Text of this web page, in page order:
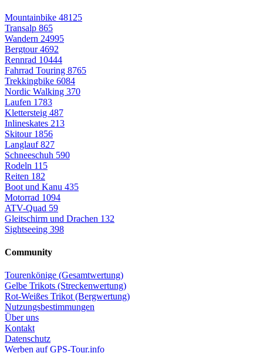
Mountainbike 48125
Transalp 865
Wandern 24995
Bergtour4692
Rennrad 10444
Fahrrad Touring 8765
Trekkingbike 6084
Nordic Walking 370
Laufen 1783
Klettersteig 487
Inlineskates 213
Skitour 1856
Langlauf827
Schneeschuh 590
Rodeln 115
Reiten 182
Boot und Kanu 435
Motorrad 1094
ATV-Quad 59
Gleitschirm und Drachen 132
Sightseeing 398
Community
Tourenkönige (Gesamtwertung)
Gelbe Trikots (Streckenwertung)
Rot-Weißes Trikot (Bergwertung)
Nutzungsbestimmungen
Über uns
Kontakt
Datenschutz
Werben auf GPS-Tour.info